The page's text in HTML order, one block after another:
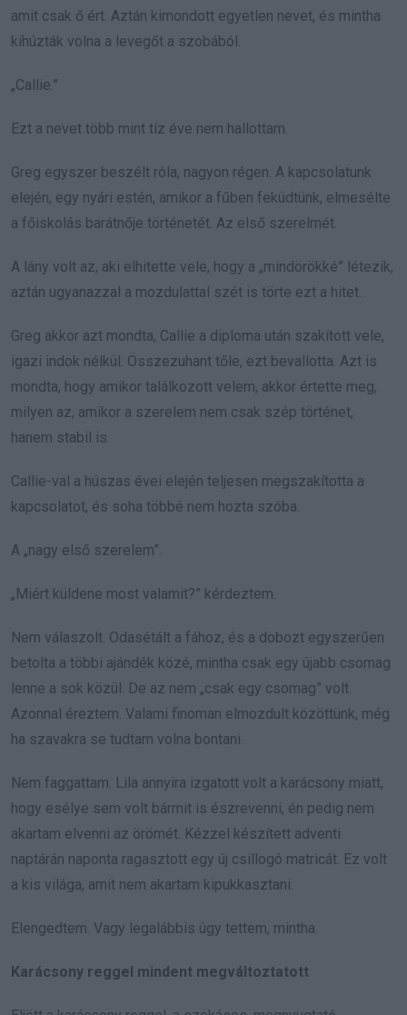
amit csak ő ért. Aztán kimondott egyetlen nevet, és mintha
kihúzták volna a levegőt a szobából.
„Callie.”
Ezt a nevet több mint tíz éve nem hallottam.
Greg egyszer beszélt róla, nagyon régen. A kapcsolatunk
elején, egy nyári estén, amikor a fűben feküdtünk, elmesélte
a főiskolás barátnője történetét. Az első szerelmét.
A lány volt az, aki elhitette vele, hogy a „mindörökké” létezik,
aztán ugyanazzal a mozdulattal szét is törte ezt a hitet.
Greg akkor azt mondta, Callie a diploma után szakított vele,
igazi indok nélkül. Összezuhant tőle, ezt bevallotta. Azt is
mondta, hogy amikor találkozott velem, akkor értette meg,
milyen az, amikor a szerelem nem csak szép történet,
hanem stabil is.
Callie-val a húszas évei elején teljesen megszakította a
kapcsolatot, és soha többé nem hozta szóba.
A „nagy első szerelem”.
„Miért küldene most valamit?” kérdeztem.
Nem válaszolt. Odasétált a fához, és a dobozt egyszerűen
betolta a többi ajándék közé, mintha csak egy újabb csomag
lenne a sok közül. De az nem „csak egy csomag” volt.
Azonnal éreztem. Valami finoman elmozdult közöttünk, még
ha szavakra se tudtam volna bontani.
Nem faggattam. Lila annyira izgatott volt a karácsony miatt,
hogy esélye sem volt bármit is észrevenni, én pedig nem
akartam elvenni az örömét. Kézzel készített adventi
naptárán naponta ragasztott egy új csillogó matricát. Ez volt
a kis világa, amit nem akartam kipukkasztani.
Elengedtem. Vagy legalábbis úgy tettem, mintha.
Karácsony reggel mindent megváltoztatott